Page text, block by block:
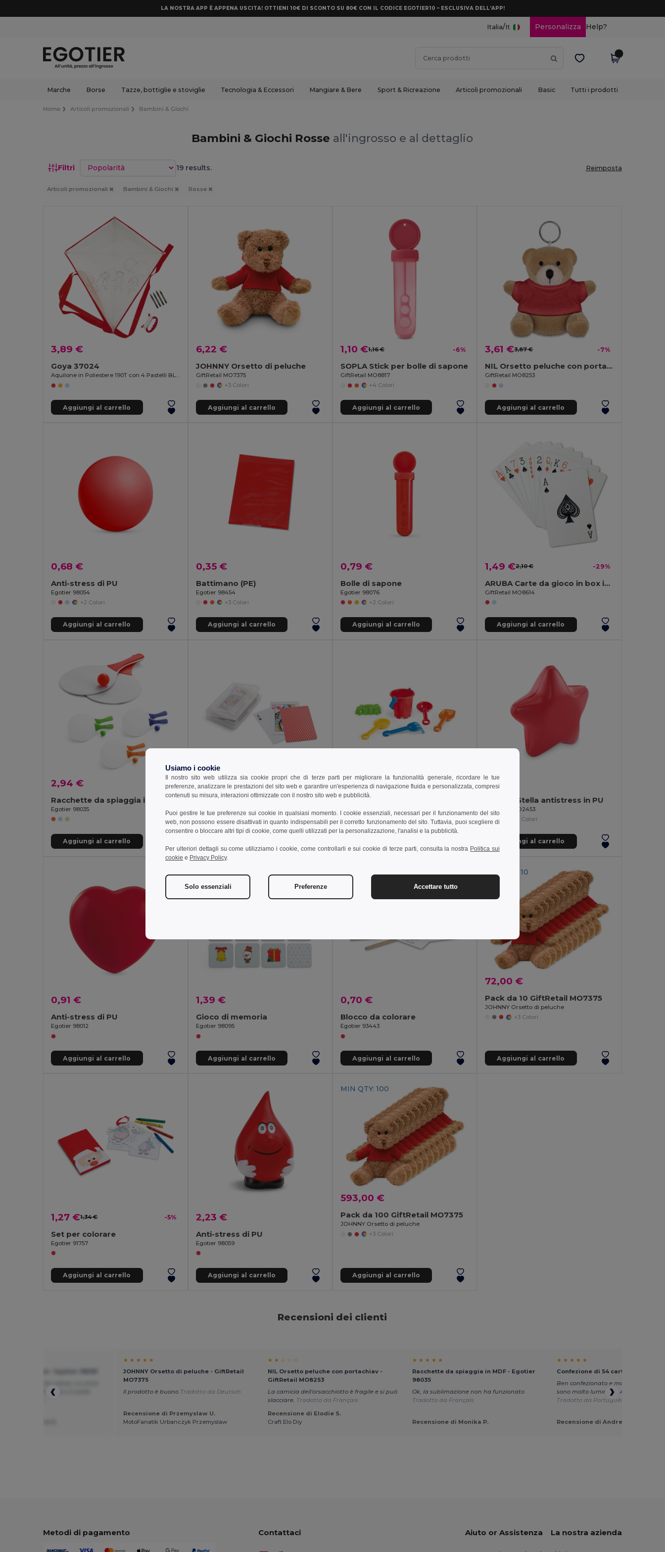
LA NOSTRA APP È APPENA USCITA! OTTIENI 10€ DI SCONTO SU 80€ CON IL CODICE EGOTIER10 – ESCLUSIVA DELL’APP!
Italia/It Personalizza Help?
Marche Borse Tazze, bottiglie e stoviglie Tecnologia & Eccessori Mangiare & Bere Sport & Ricreazione Articoli promozionali Basic Tutti i prodotti
Home Articoli promozionali Bambini & Giochi
Bambini & Giochi Rosse all'ingrosso e al dettaglio
Filtri Ordina per 19 results. Reimposta
Articoli promozionali Bambini & Giochi Rosse
3,89 €
Goya 37024
Aquilone in Poliestere 190T con 4 Pastelli BLOW
Aggiungi al carrello
6,22 €
JOHNNY Orsetto di peluche
GiftRetail MO7375
+3 Colori
Aggiungi al carrello
1,10 €1,16 € -6%
SOPLA Stick per bolle di sapone
GiftRetail MO8817
+4 Colori
Aggiungi al carrello
3,61 €3,87 € -7%
NIL Orsetto peluche con portachiav
GiftRetail MO8253
Aggiungi al carrello
0,68 €
Anti-stress di PU
Egotier 98054
+2 Colori
Aggiungi al carrello
0,35 €
Battimano (PE)
Egotier 98454
+3 Colori
Aggiungi al carrello
0,79 €
Bolle di sapone
Egotier 98076
+2 Colori
Aggiungi al carrello
1,49 €2,10 € -29%
ARUBA Carte da gioco in box in PP
GiftRetail MO8614
Aggiungi al carrello
2,94 €
Racchette da spiaggia in MDF
Egotier 98035
Aggiungi al carrello
1,33 €
Confezione di 54 carte
Egotier 98081
1,96 €
Egotier 98161
1,00 €
STARLY Stella antistress in PU
GiftRetail MO2453
+1 Colori
Aggiungi al carrello
0,91 €
Anti-stress di PU
Egotier 98012
Aggiungi al carrello
1,39 €
Gioco di memoria
Egotier 98095
Aggiungi al carrello
0,70 €
Blocco da colorare
Egotier 93443
Aggiungi al carrello
MIN QTY: 10
72,00 €
Pack da 10 GiftRetail MO7375
JOHNNY Orsetto di peluche
+3 Colori
Aggiungi al carrello
1,27 €1,34 € -5%
Set per colorare
Egotier 91757
Aggiungi al carrello
2,23 €
Anti-stress di PU
Egotier 98059
Aggiungi al carrello
MIN QTY: 100
593,00 €
Pack da 100 GiftRetail MO7375
JOHNNY Orsetto di peluche
+3 Colori
Aggiungi al carrello
Recensioni dei clienti
luminose. Articolo a 5 stelle
★ ★ ★ ★ ★
JOHNNY Orsetto di peluche - GiftRetail
MO7375
Il prodotto è buono Tradotto da Deutsch
Recensione di Przemyslaw U.
MotoFanatik Urbanczyk Przemyslaw
★ ★ ☆ ☆ ☆
NIL Orsetto peluche con portachiav -
GiftRetail MO8253
La camicia dell'orsacchiotto è fragile e si può
slacciare. Tradotto da Français
Recensione di Elodie S.
Craft Elo Diy
★ ★ ★ ★ ★
Racchette da spiaggia in MDF - Egotier
98035
Ok, la sublimazione non ha funzionato
Tradotto da Français
Recensione di Monika P.
★ ★ ★ ★ ★
Confezione di 54 carte - Egotier
Ben confezionato e molto veloce. Le
sono molto luminose. Articolo a 5
Tradotto da Português
Recensione di Andreia S.
Metodi di pagamento Contattaci Aiuto or Assistenza La nostra azienda
Usiamo i cookie
Il nostro sito web utilizza sia cookie propri che di terze parti per migliorare la funzionalità generale, ricordare le tue
preferenze, analizzare le prestazioni del sito web e garantire un'esperienza di navigazione fluida e personalizzata, compresi
contenuti su misura, interazioni ottimizzate con il nostro sito web e pubblicità.
Puoi gestire le tue preferenze sui cookie in qualsiasi momento. I cookie essenziali, necessari per il funzionamento del sito
web, non possono essere disattivati in quanto indispensabili per il corretto funzionamento del sito. Tuttavia, puoi scegliere di
consentire o bloccare altri tipi di cookie, come quelli utilizzati per la personalizzazione, l'analisi e la pubblicità.
Per ulteriori dettagli su come utilizziamo i cookie, come controllarli e sui cookie di terze parti, consulta la nostra Politica sui
cookie e Privacy Policy.
Solo essenziali Preferenze Accettare tutto